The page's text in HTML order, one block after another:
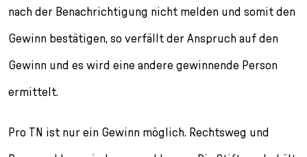
nach der Benachrichtigung nicht melden und somit den
Gewinn bestätigen, so verfällt der Anspruch auf den
Gewinn und es wird eine andere gewinnende Person
ermittelt.
Pro TN ist nur ein Gewinn möglich. Rechtsweg und